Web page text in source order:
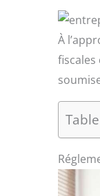
À
fiscales